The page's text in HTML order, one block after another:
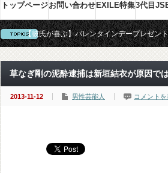
トップページお問い合わせ EXILE特集3代目
【彼氏が喜ぶ】バレンタインデープレゼン
【要確認！】結婚式にお呼ばれした時のNG
【間違いない】卒園式・卒業式・入学式の
草なぎ剛の泥酔逮捕は新垣結衣が原因で
2013-11-12 男性芸能人 コメントを